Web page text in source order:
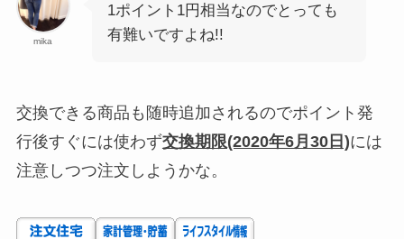
mika
1ポイント1円相当なのでとっても
有難いですよね!!
交換できる商品も随時追加されるのでポイント発
行後すぐには使わず交換期限(2020年6月30日)には
注意しつつ注文しようかな。